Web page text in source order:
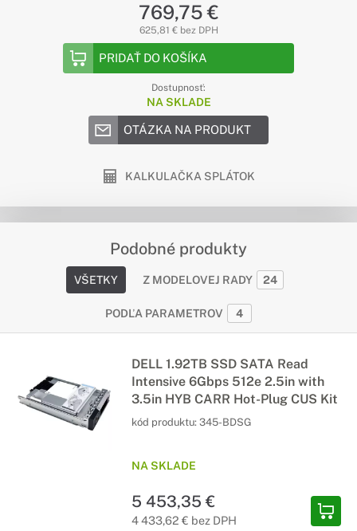
769,75 €
625,81 € bez DPH
PRIDAŤ DO KOŠÍKA
Dostupnosť:
NA SKLADE
OTÁZKA NA PRODUKT
KALKULAČKA SPLÁTOK
Podobné produkty
VŠETKY Z MODELOVEJ RADY 24
PODĽA PARAMETROV 4
DELL 1.92TB SSD SATA Read
Intensive 6Gbps 512e 2.5in with
3.5in HYB CARR Hot-Plug CUS Kit
kód produktu: 345-BDSG
NA SKLADE
5 453,35 €
4 433,62 € bez DPH